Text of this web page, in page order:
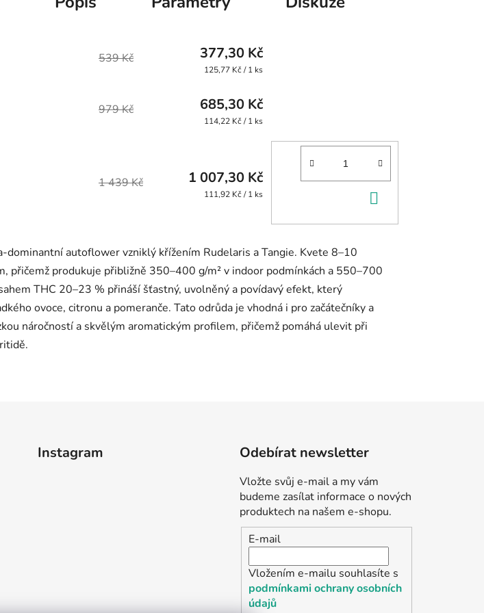
539 Kč 377,30 Kč
Měrná
125,77 Kč / 1 ks
979 Kč 685,30 Kč
Měrná
114,22 Kč / 1 ks
1 439 Kč 1 007,30 Kč
Měrná
111,92 Kč / 1 ks
KOŠÍKU
Instagram Odebírat newsletter
Vložte svůj e-mail a my vám
budeme zasílat informace o nových
produktech na našem e-shopu.
E-mail
Vložením e-mailu souhlasíte s
podmínkami ochrany osobních
údajů